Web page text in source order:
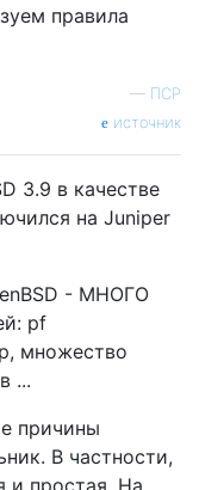
правила
— ПСР
источник
3.9 в качестве
на Juniper
- МНОГО
pf
множество
...
причины
В частности,
и простая. На